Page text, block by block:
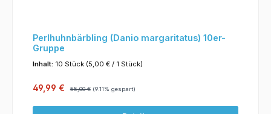
Perlhuhnbärbling (Danio margaritatus) 10er-
Gruppe
Inhalt: 10 Stück (5,00 € / 1 Stück)
Verkaufspreis:
49,99 € Regulärer Preis:
55,00 € (9.11% gespart)